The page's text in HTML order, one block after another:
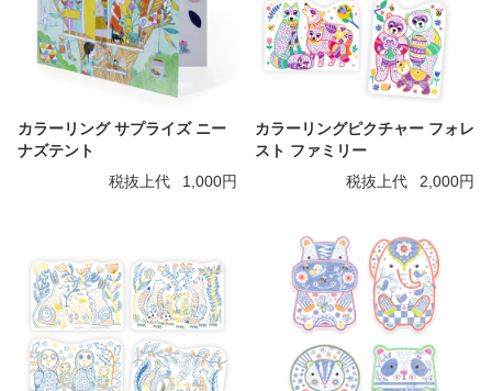
カラーリング サプライズ ニー
ナズテント
税抜上代
1,000円
カラーリングピクチャー フォレ
スト ファミリー
税抜上代
2,000円